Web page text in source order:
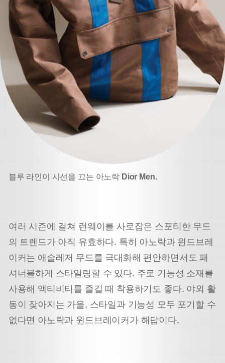
블루 라인이 시선을 끄는 아노락 Dior Men.
여러 시즌에 걸쳐 런웨이를 사로잡은 스포티한 무드
의 트렌드가 아직 유효하다. 특히 아노락과 윈드브레
이커는 애슬레저 무드를 극대화해 편안하면서도 패
셔너블하게 스타일링할 수 있다. 주로 기능성 소재를
사용해 액티비티를 즐길 때 착용하기도 좋다. 야외 활
동이 잦아지는 가을, 스타일과 기능성 모두 포기할 수
없다면 아노락과 윈드브레이커가 해답이다.